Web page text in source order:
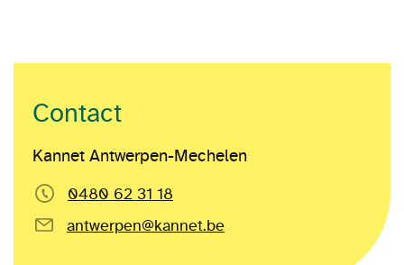
Contact
Kannet Antwerpen-Mechelen
0480 62 31 18
antwerpen@kannet.be